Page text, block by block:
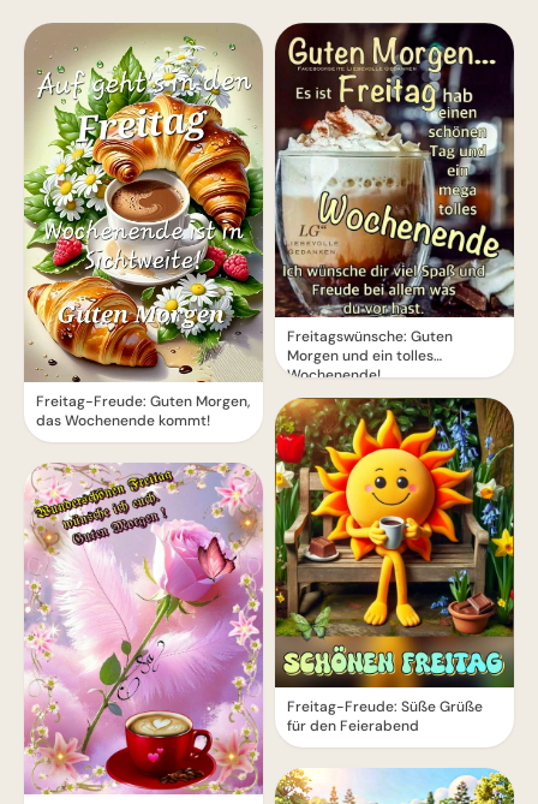
Freitag-Freude: Guten Morgen,
das Wochenende kommt!
Freitagswünsche: Guten
Morgen und ein tolles
Wochenende!
Freitag-Freude: Süße Grüße
für den Feierabend